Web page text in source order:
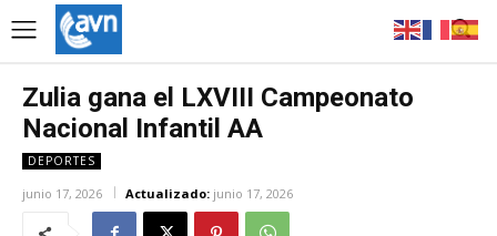
Zulia gana el LXVIII Campeonato
Nacional Infantil AA
DEPORTES
junio 17, 2026 Actualizado: junio 17, 2026